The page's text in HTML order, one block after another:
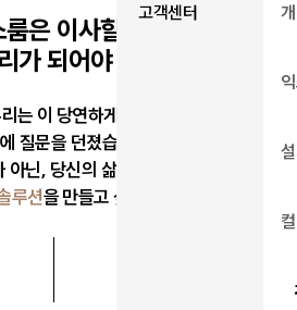
고객센터
은 이사할 때마다
가 되어야 할까요?
는 이 당연하게 여겨졌던
질문을 던졌습니다.
아닌, 당신의 삶과 함께하는
루션을 만들고 싶었습니다.